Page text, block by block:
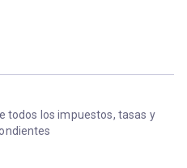
todos los impuestos, tasas y